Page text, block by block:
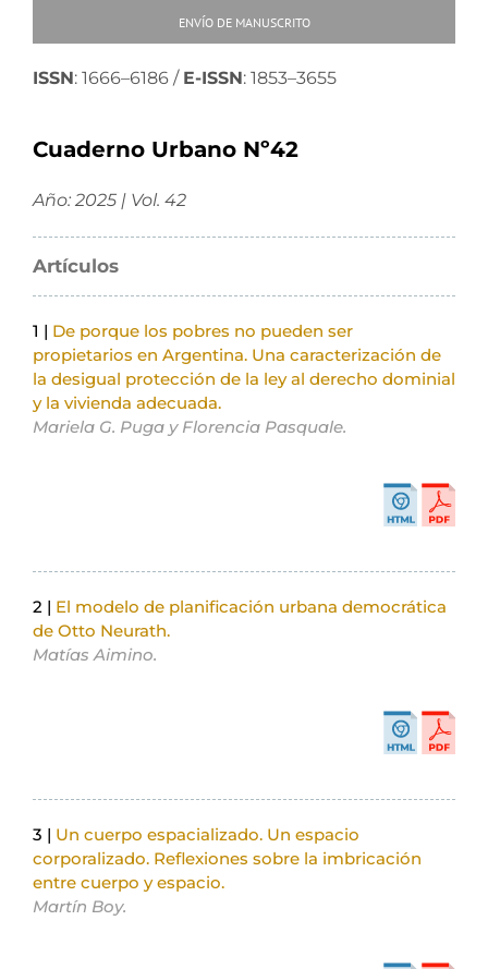
ENVÍO DE MANUSCRITO
ISSN: 1666–6186 / E-ISSN: 1853–3655
Cuaderno Urbano Nº42
Año: 2025 | Vol. 42
Artículos
1 | De porque los pobres no pueden ser
propietarios en Argentina. Una caracterización de
la desigual protección de la ley al derecho dominial
y la vivienda adecuada.
Mariela G. Puga y Florencia Pasquale.
2 | El modelo de planificación urbana democrática
de Otto Neurath.
Matías Aimino.
3 | Un cuerpo espacializado. Un espacio
corporalizado. Reflexiones sobre la imbricación
entre cuerpo y espacio.
Martín Boy.